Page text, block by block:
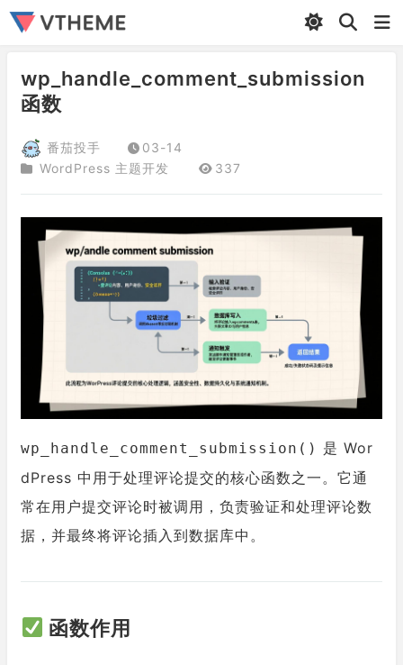
wp_handle_comment_submission
函数
番茄投手
03-14
WordPress 主题开发
337
wp_handle_comment_submission() 是 Wor
dPress 中用于处理评论提交的核心函数之一。它通
常在用户提交评论时被调用，负责验证和处理评论数
据，并最终将评论插入到数据库中。
函数作用